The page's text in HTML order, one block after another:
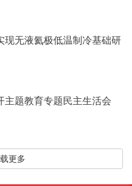
现无液氦极低温制冷基础研
主题教育专题民主生活会
更多